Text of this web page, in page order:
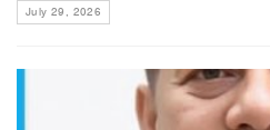
July 29, 2026